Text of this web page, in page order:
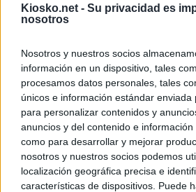
Kiosko.net - Su privacidad es
nosotros
Nosotros y nuestros socios
información en un dispositivo, tales
procesamos datos personales, tales
únicos e información estándar enviada
para personalizar contenidos y
anuncios y del contenido e
como para desarrollar y mejorar
nosotros y nuestros socios podemos
localización geográfica precisa e
características de dispositivos. Puede